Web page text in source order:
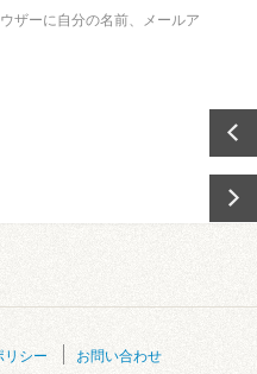
ザーに自分の名前、メールア
リシー お問い合わせ